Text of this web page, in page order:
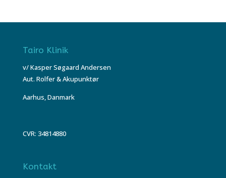
Tairo Klinik
v/ Kasper Søgaard Andersen
Aut. Rolfer & Akupunktør
Aarhus, Danmark
CVR: 34814880
Kontakt